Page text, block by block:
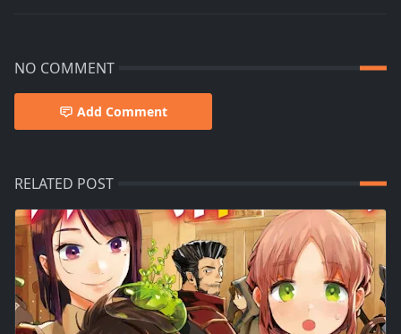
NO COMMENT
Add Comment
RELATED POST